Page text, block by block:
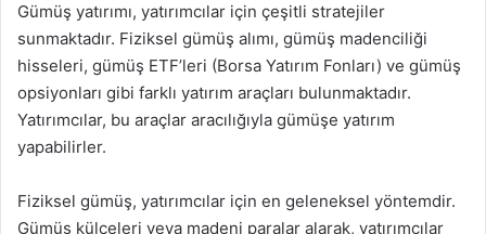
Gümüş yatırımı, yatırımcılar için çeşitli stratejiler
sunmaktadır. Fiziksel gümüş alımı, gümüş madenciliği
hisseleri, gümüş ETF’leri (Borsa Yatırım Fonları) ve gümüş
opsiyonları gibi farklı yatırım araçları bulunmaktadır.
Yatırımcılar, bu araçlar aracılığıyla gümüşe yatırım
yapabilirler.
Fiziksel gümüş, yatırımcılar için en geleneksel yöntemdir.
Gümüş külçeleri veya madeni paralar alarak, yatırımcılar